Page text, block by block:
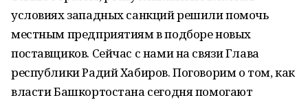
условиях западных санкций решили помочь
местным предприятиям в подборе новых
поставщиков. Сейчас с нами на связи Глава
республики Радий Хабиров. Поговорим о том, как
власти Башкортостана сегодня помогают